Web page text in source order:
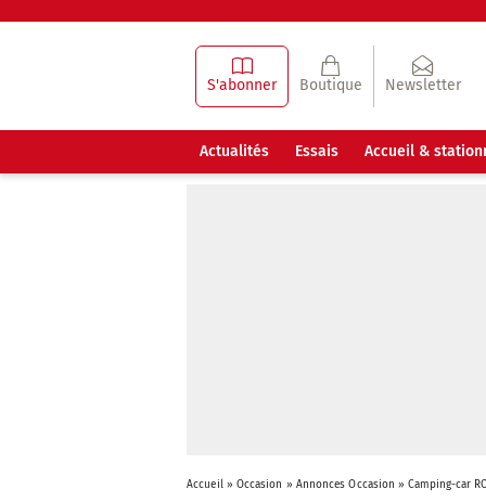
S'abonner Boutique Newsletter
Actualités Essais Accueil &
Accueil» Occasion » Annonces Occasion »Camping-car